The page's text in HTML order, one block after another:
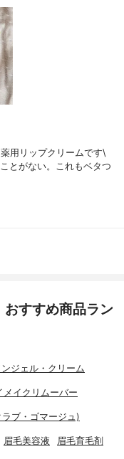
用リップクリームです\
とがない。これもベタつ
おすすめ商品ラン
ジェル・クリーム
メイクリムーバー
ブ・ゴマージュ)
眉毛美容液 眉毛育毛剤